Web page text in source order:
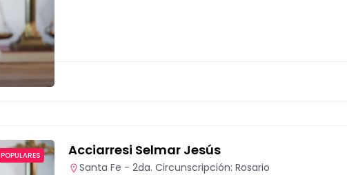
POPULARES Acciarresi Selmar Jesús
Santa Fe - 2da. Circunscripción: Rosario